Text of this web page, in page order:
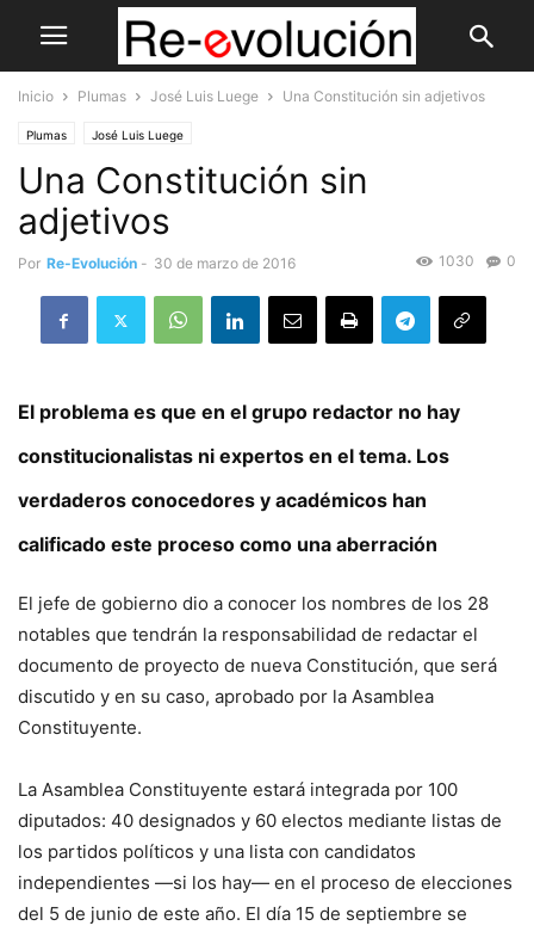
Inicio Plumas José Luis Luege Una Constitución sin adjetivos
Plumas José Luis Luege
Una Constitución sin
adjetivos
Por Re-Evolución - 30 de marzo de 2016 0
1030
El problema es que en el grupo redactor no hay
constitucionalistas ni expertos en el tema. Los
verdaderos conocedores y académicos han
calificado este proceso como una aberración
El jefe de gobierno dio a conocer los nombres de los 28
notables que tendrán la responsabilidad de redactar el
documento de proyecto de nueva Constitución, que será
discutido y en su caso, aprobado por la Asamblea
Constituyente.
La Asamblea Constituyente estará integrada por 100
diputados: 40 designados y 60 electos mediante listas de
los partidos políticos y una lista con candidatos
independientes —si los hay— en el proceso de elecciones
del 5 de junio de este año. El día 15 de septiembre se